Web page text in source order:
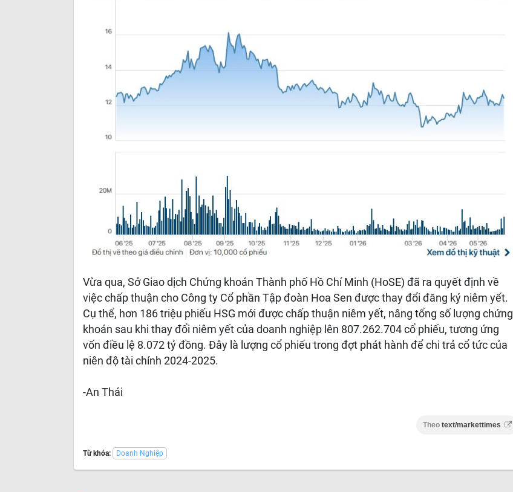
Vừa qua, Sở Giao dịch Chứng khoán Thành phố Hồ Chí Minh (HoSE) đã ra quyết định về
việc chấp thuận cho Công ty Cổ phần Tập đoàn Hoa Sen được thay đổi đăng ký niêm yết.
Cụ thể, hơn 186 triệu phiếu HSG mới được chấp thuận niêm yết, nâng tổng số lượng chứng
khoán sau khi thay đổi niêm yết của doanh nghiệp lên 807.262.704 cổ phiếu, tương ứng
vốn điều lệ 8.072 tỷ đồng. Đây là lượng cổ phiếu trong đợt phát hành để chi trả cổ tức của
niên độ tài chính 2024-2025.
-An Thái
Theo text/markettimes
Từ khóa: Doanh Nghiệp